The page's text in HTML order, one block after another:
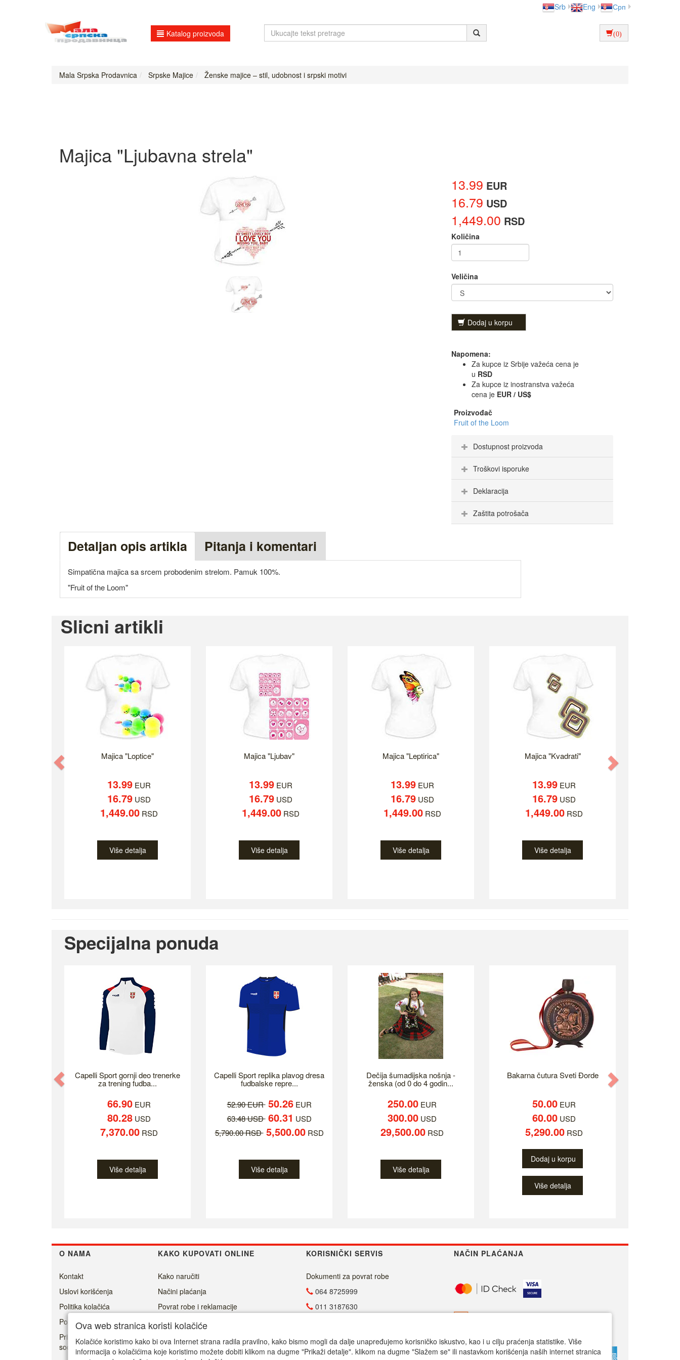
Srb Eng Срп
Katalog proizvoda (0)
Mala Srpska Prodavnica Srpske Majice Ženske majice – stil, udobnost i srpski motivi
Majica "Ljubavna strela"
13.99 EUR
16.79 USD
1,449.00 RSD
Količina
Veličina
Dodaj u korpu
Napomena:
Za kupce iz Srbije važeća cena je
u RSD
Za kupce iz inostranstva važeća
cena je EUR / US$
Proizvođač
Fruit of the Loom
Dostupnost proizvoda
Troškovi isporuke
Deklaracija
Zaštita potrošača
Detaljan opis artikla Pitanja i komentari
Simpatična majica sa srcem probodenim strelom. Pamuk 100%.
"Fruit of the Loom"
Slicni artikli
Majica "Loptice"
13.99EUR
16.79USD
1,449.00RSD
Više detalja
Majica "Ljubav"
13.99EUR
16.79USD
1,449.00RSD
Više detalja
Majica "Leptirica"
13.99EUR
16.79USD
1,449.00RSD
Više detalja
Majica "Kvadrati"
13.99EUR
16.79USD
1,449.00RSD
Više detalja
Previous
Specijalna ponuda
Capelli Sport gornji deo trenerke
za trening fudba...
66.90EUR
80.28USD
7,370.00RSD
Više detalja
Capelli Sport replika plavog dresa
fudbalske repre...
52.90 EUR 50.26EUR
63.48 USD 60.31 USD
5,790.00 RSD 5,500.00RSD
Više detalja
Dečija šumadijska nošnja -
ženska (od 0 do 4 godin...
250.00 EUR
300.00 USD
29,500.00 RSD
Više detalja
Bakarna čutura Sveti Đorde
50.00EUR
60.00USD
5,290.00RSD
Dodaj u korpu
Više detalja
Previous
O NAMA KAKO KUPOVATI ONLINE KORISNIČKI SERVIS NAČIN PLAĆANJA
Kontakt
Uslovi korišćenja
Politika kolačića
Politika privatnosti
Prisoner's Dilemma -
social game
Kako naručiti
Načini plaćanja
Povrat robe i reklamacije
Isporuka
Dokumenti za povrat robe
064 8725999
011 3187630
info@malasrpskaprodavnica.com
Radno vreme
Ova web stranica koristi kolačiće
Kolačiće koristimo kako bi ova Internet strana radila pravilno, kako bismo mogli da dalje unapređujemo korisničko iskustvo, kao i u cilju praćenja statistike. Više
informacija o kolačićima koje koristimo možete dobiti klikom na dugme "Prikaži detalje". klikom na dugme "Slažem se" ili nastavkom korišćenja naših internet stranica